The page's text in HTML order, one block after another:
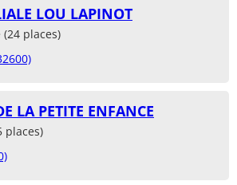
LOU LAPINOT
places)
LA PETITE ENFANCE
places)